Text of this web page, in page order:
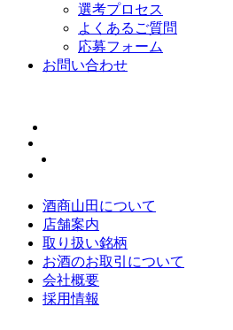
選考プロセス
よくあるご質問
応募フォーム
お問い合わせ
酒商山田について
店舗案内
取り扱い銘柄
お酒のお取引について
会社概要
採用情報